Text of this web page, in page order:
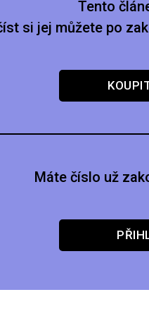
Tento
si jej můžete po
Máte číslo už